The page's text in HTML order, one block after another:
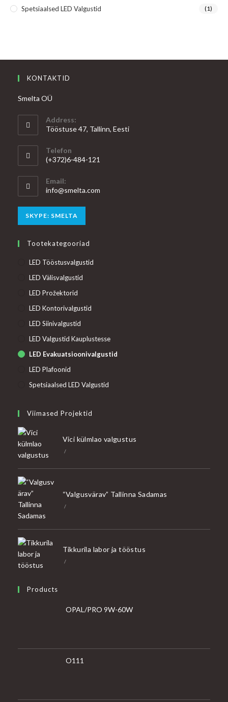
Spetsiaalsed LED Valgustid (1)
KONTAKTID
Smelta OÜ
Address:
Tööstuse 47, Tallinn, Eesti
Telefon
(+372)6-484-121
Email:
info@smelta.com
SKYPE: SMELTA
in
Tootekategooriad
LED Tööstusvalgustid
LED Välisvalgustid
LED Prožektorid
LED Kontorivalgustid
LED Siinivalgustid
LED Valgustid Kauplustesse
LED Evakuatsioonivalgustid
LED Plafoonid
Spetsiaalsed LED Valgustid
Viimased Projektid
Vici külmlao valgustus
/
“Valgusvärav” Tallinna Sadamas
/
Tikkurila labor ja tööstus
/
Products
OPAL/PRO 9W-60W
O111